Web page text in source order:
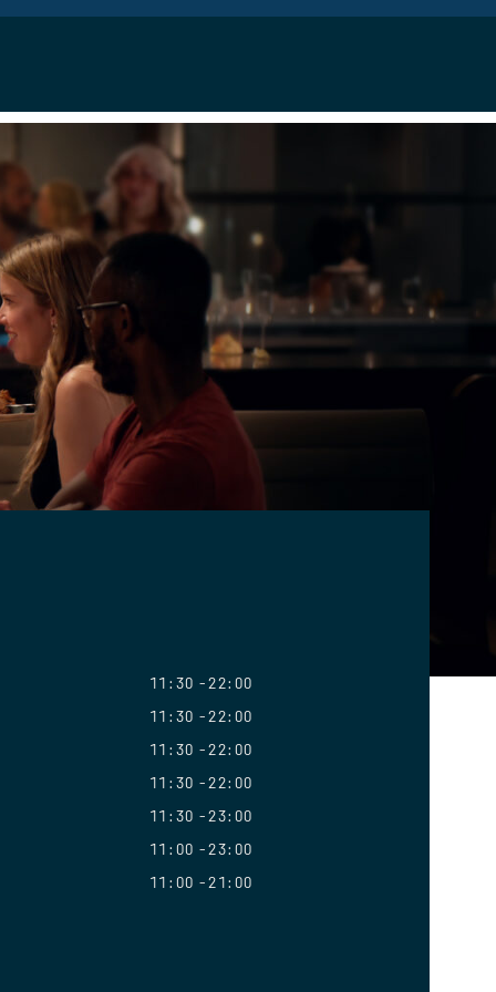
11:30
22:00
11:30
22:00
11:30
22:00
11:30
22:00
11:30
23:00
11:00
23:00
11:00 21:00